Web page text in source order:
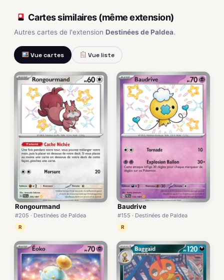
Cartes similaires (même extension)
Autres cartes de l'extension Destinées de Paldea.
Vue cartes Vue liste
Rongourmand
#205 · Destinées de Paldea
R
Baudrive
#155 · Destinées de Paldea
R